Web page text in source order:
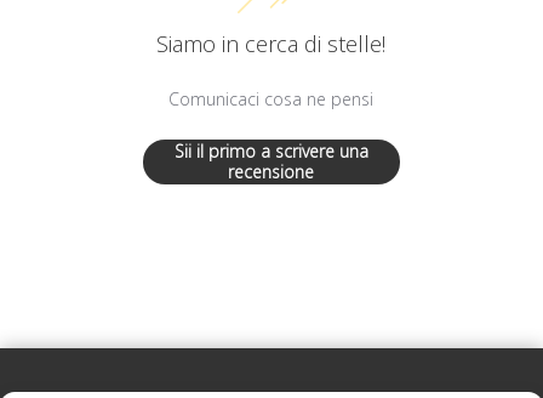
Siamo in cerca di stelle!
Comunicaci cosa ne pensi
Sii il primo a scrivere una
recensione